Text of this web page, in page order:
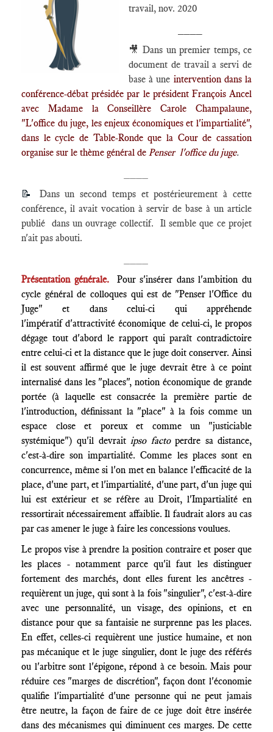
travail, nov. 2020
🎥 Dans un premier temps, ce
document de travail a servi de
base à une intervention dans la
conférence-débat présidée par le président François Ancel
avec Madame la Conseillère Carole Champalaune,
"L'office du juge, les enjeux économiques et l'impartialité",
dans le cycle de Table-Ronde que la Cour de cassation
organise sur le thème général de Penser l'office du juge.
📝 Dans un second temps et postérieurement à cette
conférence, il avait vocation à servir de base à un article
publié dans un ouvrage collectif. Il semble que ce projet
n'ait pas abouti.
Présentation générale.
Pour s'insérer dans l'ambition du
cycle général de colloques qui est de "Penser l'Office du
Juge" et dans celui-ci qui appréhende
l'impératif d'attractivité économique de celui-ci, le propos
dégage tout d'abord le rapport qui paraît contradictoire
entre celui-ci et la distance que le juge doit conserver. Ainsi
il est souvent affirmé que le juge devrait être à ce point
internalisé dans les "places", notion économique de grande
portée (à laquelle est consacrée la première partie de
l'introduction, définissant la "place" à la fois comme un
espace close et poreux et comme un "justiciable
systémique") qu'il devrait ipso factoperdre sa distance,
c'est-à-dire son impartialité. Comme les places sont en
concurrence, même si l'on met en balance l'efficacité de la
place, d'une part, et l'impartialité, d'une part, d'un juge qui
lui est extérieur et se réfère au Droit, l'Impartialité en
ressortirait nécessairement affaiblie. Il faudrait alors au cas
par cas amener le juge à faire les concessions voulues.
Le propos vise à prendre la position contraire et poser que
les places - notamment parce qu'il faut les distinguer
fortement des marchés, dont elles furent les ancêtres -
requièrent un juge, qui sont à la fois "singulier", c'est-à-dire
avec une personnalité, un visage, des opinions, et en
distance pour que sa fantaisie ne surprenne pas les places.
En effet, celles-ci requièrent une justice humaine, et non
pas mécanique et le juge singulier, dont le juge des référés
ou l'arbitre sont l'épigone, répond à ce besoin. Mais pour
réduire ces "marges de discrétion", façon dont l'économie
qualifie l'impartialité d'une personne qui ne peut jamais
être neutre, la façon de faire de ce juge doit être insérée
dans des mécanismes qui diminuent ces marges. De cette